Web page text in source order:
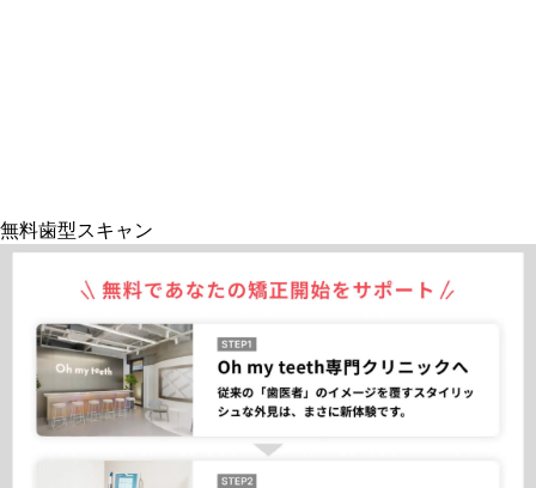
無料歯型スキャン